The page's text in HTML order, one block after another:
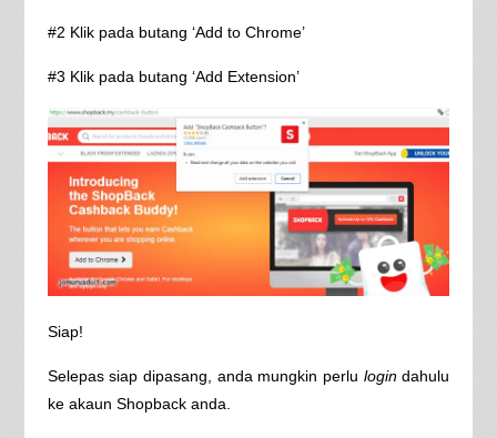
#2 Klik pada butang ‘Add to Chrome’
#3 Klik pada butang ‘Add Extension’
Siap!
Selepas siap dipasang, anda mungkin perlu logindahulu
ke akaun Shopback anda.